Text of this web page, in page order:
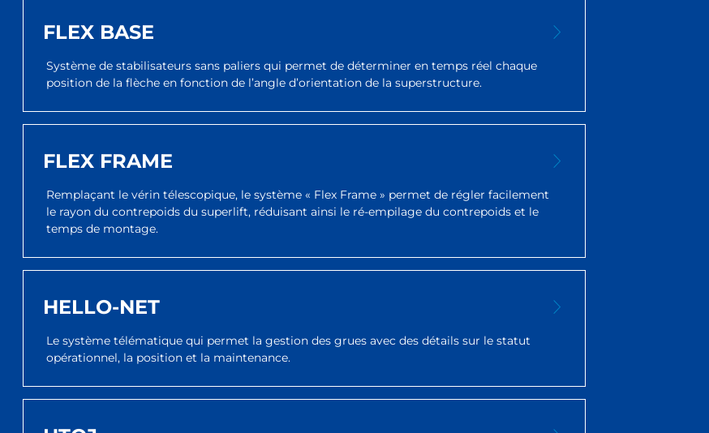
FLEX BASE
Système de stabilisateurs sans paliers qui permet de déterminer en temps réel chaque
position de la flèche en fonction de l’angle d’orientation de la superstructure.
FLEX FRAME
Remplaçant le vérin télescopique, le système « Flex Frame » permet de régler facilement
le rayon du contrepoids du superlift, réduisant ainsi le ré-empilage du contrepoids et le
temps de montage.
HELLO-NET
Le système télématique qui permet la gestion des grues avec des détails sur le statut
opérationnel, la position et la maintenance.